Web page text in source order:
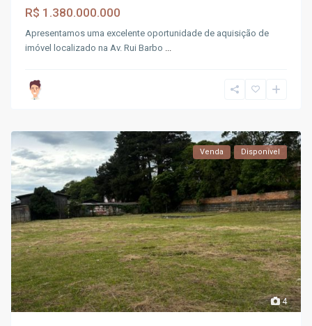
R$ 1.380.000.000
Apresentamos uma excelente oportunidade de aquisição de
imóvel localizado na Av. Rui Barbo
4
Venda Disponível